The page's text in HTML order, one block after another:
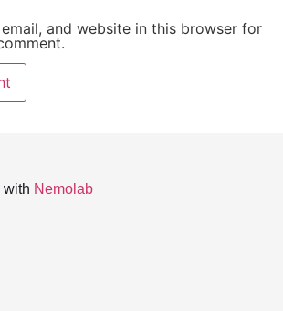
email, and website in this browser for
with Nemolab